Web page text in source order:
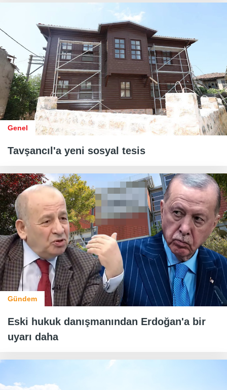
Genel
Tavşancıl'a yeni sosyal tesis
Gündem
Eski hukuk danışmanından Erdoğan'a bir
uyarı daha